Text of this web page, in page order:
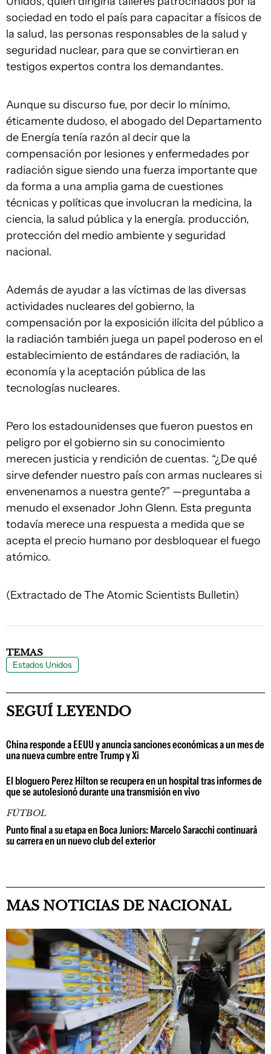
sociedad en todo el país para capacitar a físicos de
la salud, las personas responsables de la salud y
seguridad nuclear, para que se convirtieran en
testigos expertos contra los demandantes.
Aunque su discurso fue, por decir lo mínimo,
éticamente dudoso, el abogado del Departamento
de Energía tenía razón al decir que la
compensación por lesiones y enfermedades por
radiación sigue siendo una fuerza importante que
da forma a una amplia gama de cuestiones
técnicas y políticas que involucran la medicina, la
ciencia, la salud pública y la energía. producción,
protección del medio ambiente y seguridad
nacional.
Además de ayudar a las víctimas de las diversas
actividades nucleares del gobierno, la
compensación por la exposición ilícita del público a
la radiación también juega un papel poderoso en el
establecimiento de estándares de radiación, la
economía y la aceptación pública de las
tecnologías nucleares.
Pero los estadounidenses que fueron puestos en
peligro por el gobierno sin su conocimiento
merecen justicia y rendición de cuentas. “¿De qué
sirve defender nuestro país con armas nucleares si
envenenamos a nuestra gente?” —preguntaba a
menudo el exsenador John Glenn. Esta pregunta
todavía merece una respuesta a medida que se
acepta el precio humano por desbloquear el fuego
atómico.
(Extractado de The Atomic Scientists Bulletin)
TEMAS
Estados Unidos
SEGUÍ LEYENDO
China responde a EEUU y anuncia sanciones económicas a un mes de
una nueva cumbre entre Trump y Xi
El bloguero Perez Hilton se recupera en un hospital tras informes de
que se autolesionó durante una transmisión en vivo
FÚTBOL
Punto final a su etapa en Boca Juniors: Marcelo Saracchi continuará
su carrera en un nuevo club del exterior
MAS NOTICIAS DE NACIONAL